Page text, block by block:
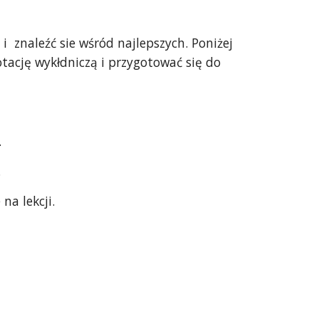
sie wśród najlepszych. Poniżej
wykłdniczą i przygotować się do
lekcji.